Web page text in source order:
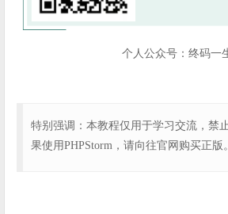
个人公众号：终码一
特别强调：本教程仅用于学习交流，禁
果使用PHPStorm，请向往官网购买正版。